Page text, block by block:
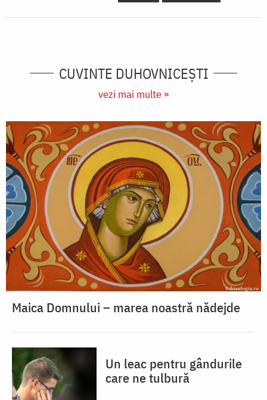
CUVINTE DUHOVNICEȘTI
vezi mai multe »
Maica Domnului – marea noastră nădejde
Un leac pentru gândurile
care ne tulbură